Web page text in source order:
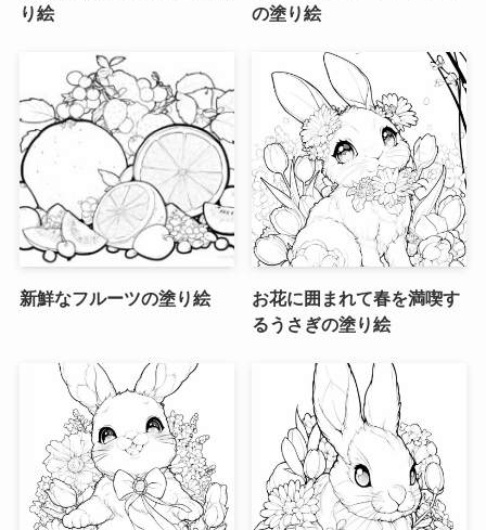
り絵
の塗り絵
新鮮なフルーツの塗り絵
お花に囲まれて春を満喫す
るうさぎの塗り絵